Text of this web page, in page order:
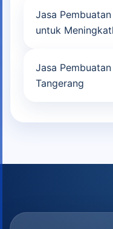
navigation
Jasa
untuk
Jasa
Tangerang